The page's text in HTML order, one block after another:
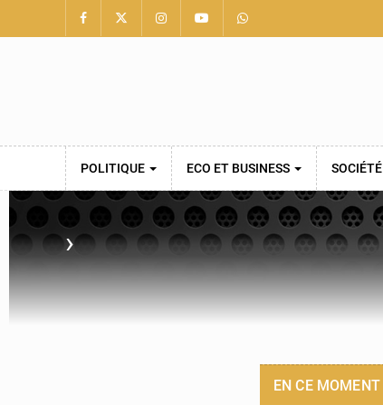
POLITIQUE ECO ET BUSINESS SOCIÉTÉ
›
EN CE MOMENT